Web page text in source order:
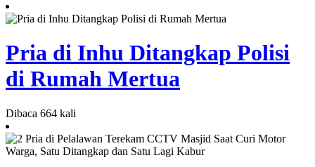
Pria di Inhu Ditangkap Polisi
di Rumah Mertua
Dibaca 664 kali